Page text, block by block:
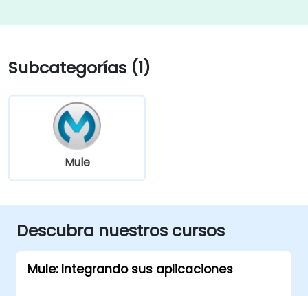
Subcategorías (1)
Mule
Descubra nuestros cursos
Mule: Integrando sus aplicaciones